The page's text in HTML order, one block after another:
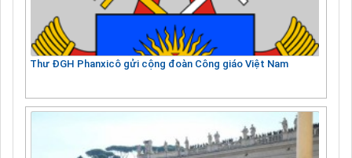
Thư ĐGH Phanxicô gửi cộng đoàn Công giáo Việt Nam